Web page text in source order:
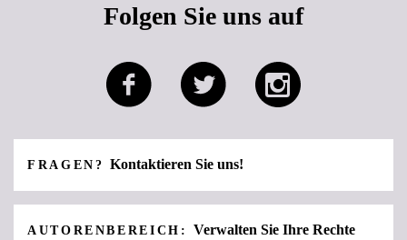
Folgen Sie uns auf
FRAGEN? Kontaktieren Sie uns!
AUTORENBEREICH: Verwalten Sie Ihre Rechte